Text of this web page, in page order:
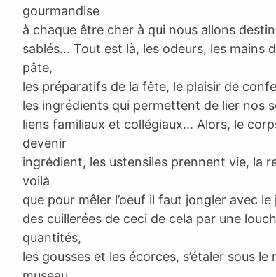
gourmandise
à chaque être cher à qui nous allons
sablés... Tout est là, les odeurs, les mains
pâte,
les préparatifs de la fête, le plaisir de
les ingrédients qui permettent de lier nos
liens familiaux et collégiaux... Alors, le
devenir
ingrédient, les ustensiles prennent vie, la
voilà
que pour mêler l’oeuf il faut jongler avec
des cuillerées de ceci de cela par une
quantités,
les gousses et les écorces, s’étaler sous le